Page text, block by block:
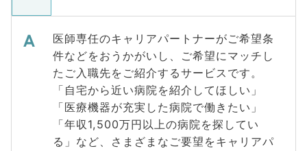
医師専任のキャリアパートナーがご希望条
件などをおうかがいし、ご希望にマッチし
たご入職先をご紹介するサービスです。
「自宅から近い病院を紹介してほしい」
「医療機器が充実した病院で働きたい」
「年収1,500万円以上の病院を探してい
る」など、さまざまなご要望をキャリアパ